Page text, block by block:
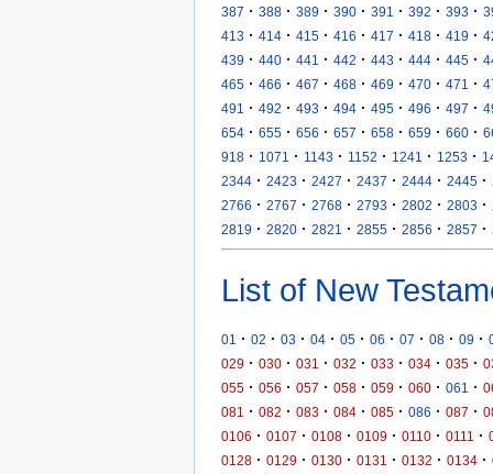
387 · 388 · 389 · 390 · 391 · 392 · 393 ·
413 · 414 · 415 · 416 · 417 · 418 · 419 ·
439 · 440 · 441 · 442 · 443 · 444 · 445 ·
465 · 466 · 467 · 468 · 469 · 470 · 471 ·
491
· 492 · 493 · 494 · 495 · 496 · 497 ·
654 · 655 · 656 · 657 · 658 · 659 · 660 ·
918 · 1071 · 1143 · 1152 · 1241 · 1253 ·
2344 · 2423 · 2427 · 2437 · 2444 · 2445 ·
2766 · 2767 · 2768 · 2793 · 2802 · 2803 ·
2819 · 2820 · 2821 · 2855 · 2856 · 2857 ·
List of New
01 · 02 · 03 · 04 · 05 · 06 · 07 · 08 · 09 ·
029 · 030 · 031 · 032 · 033 · 034 · 035 ·
055 · 056 · 057 · 058 · 059 · 060 · 061 ·
081
· 082 · 083 · 084 · 085 · 086 · 087 ·
0106 · 0107 · 0108 · 0109 · 0110 · 0111 ·
0128 · 0129 · 0130 · 0131 · 0132 · 0134 ·